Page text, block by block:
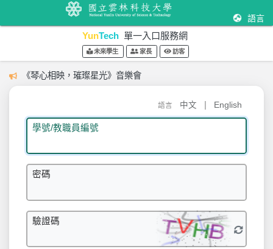
語言
YunTech 單一入口服務網
未來學生 家長 訪客
《琴心相映，璀璨星光》音樂會
語言 中文 English
學號/教職員編號
密碼
驗證碼